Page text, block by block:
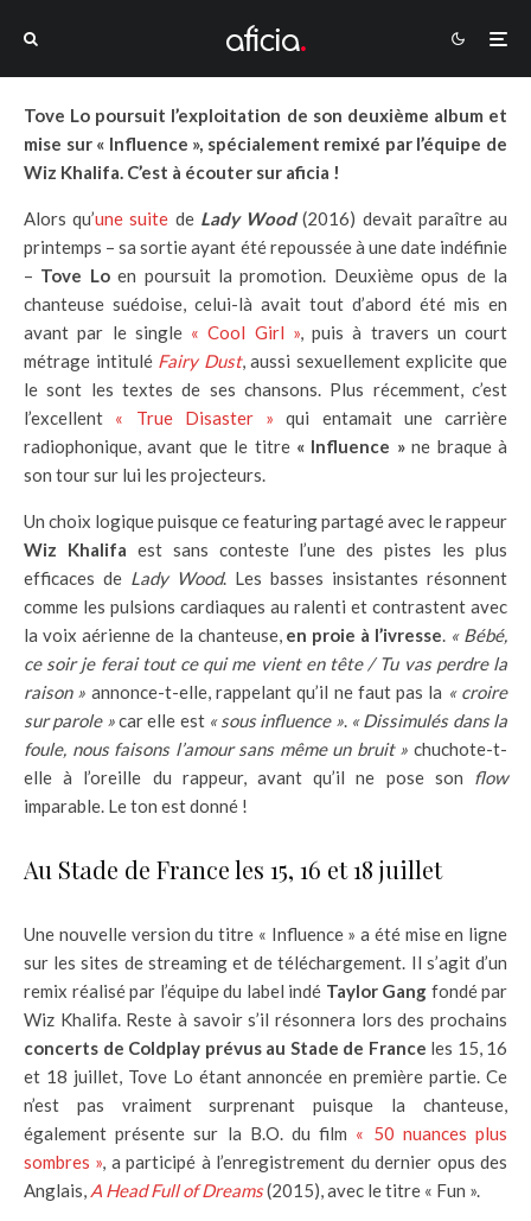
Tove Lo poursuit l’exploitation de son deuxième album et
mise sur « Influence », spécialement remixé par l’équipe de
Wiz Khalifa. C’est à écouter sur aficia !
Alors qu’une suite de Lady Wood(2016) devait paraître au
printemps – sa sortie ayant été repoussée à une date indéfinie
– Tove Loen poursuit la promotion. Deuxième opus de la
chanteuse suédoise, celui-là avait tout d’abord été mis en
avant par le single « Cool Girl », puis à travers un court
métrage intitulé Fairy Dust, aussi sexuellement explicite que
le sont les textes de ses chansons. Plus récemment, c’est
l’excellent « True Disaster » qui entamait une carrière
radiophonique, avant que le titre « Influence »ne braque à
son tour sur lui les projecteurs.
Un choix logique puisque ce featuring partagé avec le rappeur
Wiz Khalifa est sans conteste l’une des pistes les plus
efficaces de Lady Wood. Les basses insistantes résonnent
comme les pulsions cardiaques au ralenti et contrastent avec
la voix aérienne de la chanteuse, en proie à l’ivresse. « Bébé,
ce soir je ferai tout ce qui me vient en tête / Tu vas perdre la
raison » annonce-t-elle, rappelant qu’il ne faut pas la « croire
sur parole »car elle est « sous influence ». « Dissimulés dans la
foule, nous faisons l’amour sans même un bruit » chuchote-t-
elle à l’oreille du rappeur, avant qu’il ne pose son flow
imparable. Le ton est donné !
Au Stade de France les 15, 16 et 18 juillet
Une nouvelle version du titre « Influence » a été mise en ligne
sur les sites de streaming et de téléchargement. Il s’agit d’un
remix réalisé par l’équipe du label indé Taylor Gang fondé par
Wiz Khalifa. Reste à savoir s’il résonnera lors des prochains
concerts de Coldplay prévus au Stade de France les 15, 16
et 18 juillet, Tove Lo étant annoncée en première partie. Ce
n’est pas vraiment surprenant puisque la chanteuse,
également présente sur la B.O. du film « 50 nuances plus
sombres », a participé à l’enregistrement du dernier opus des
Anglais, A Head Full of Dreams(2015), avec le titre « Fun ».